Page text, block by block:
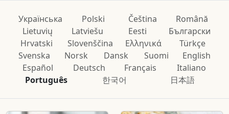
Українська Polski Čeština
Română
Lietuvių
Latviešu Eesti
Български
Hrvatski
Slovenščina Ελληνικά
Türkçe
Svenska
Norsk Dansk Suomi
English
Español
Deutsch Français
Italiano
Português
한국어 日本語